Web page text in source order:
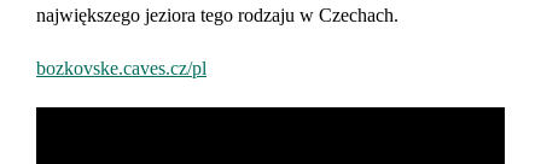
największego jeziora tego rodzaju w Czechach.
bozkovske.caves.cz/pl